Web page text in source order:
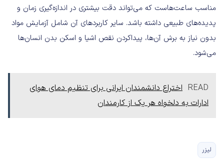
مناسب ساعت‌هاست که می‌تواند دقت بیشتری در اندازه‌گیری زمان و
پدیده‌های طبیعی داشته باشد. سایر کاربردهای آن شامل آزمایش مواد
بدون نیاز به برش‌ آن‌ها، پیداکردن نقص اشیا و اسکن بدن انسان‌ها
می‌شود.
READ اختراع دانشمندان ایرانی برای تنظیم دمای هوای
ادارات به دلخواه هر یک از کارمندان
لیزر